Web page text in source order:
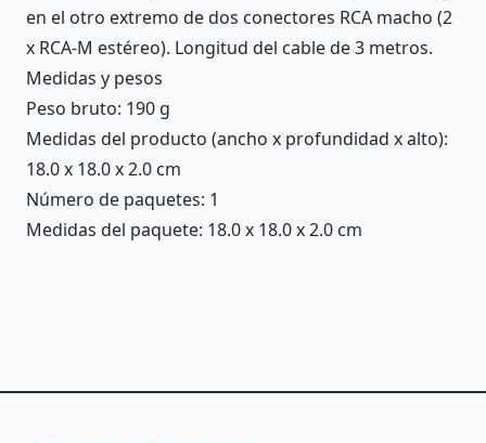
en el otro extremo de dos conectores RCA macho (2
x RCA-M estéreo). Longitud del cable de 3 metros.
Medidas y pesos
Peso bruto: 190 g
Medidas del producto (ancho x profundidad x alto):
18.0 x 18.0 x 2.0 cm
Número de paquetes: 1
Medidas del paquete: 18.0 x 18.0 x 2.0 cm